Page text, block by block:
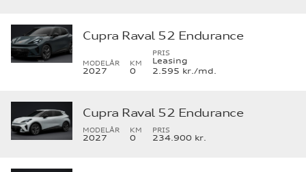
Cupra Raval 52 Endurance
MODELÅR
2027
KM
0
PRIS
Leasing
2.595 kr./md.
Cupra Raval 52 Endurance
MODELÅR
2027
KM
0
PRIS
234.900 kr.